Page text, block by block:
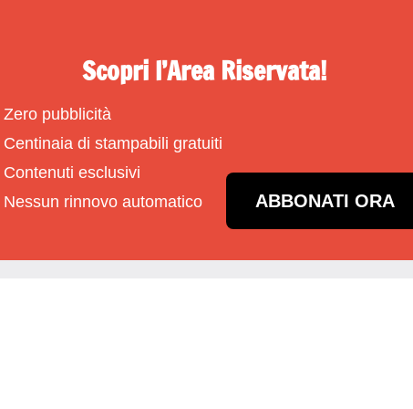
Scopri l’Area Riservata!
Zero pubblicità
Centinaia di stampabili gratuiti
Contenuti esclusivi
Nessun rinnovo automatico
ABBONATI ORA